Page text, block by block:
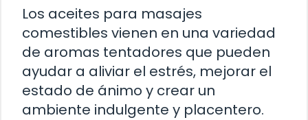
Los aceites para masajes
comestibles vienen en una variedad
de aromas tentadores que pueden
ayudar a aliviar el estrés, mejorar el
estado de ánimo y crear un
ambiente indulgente y placentero.